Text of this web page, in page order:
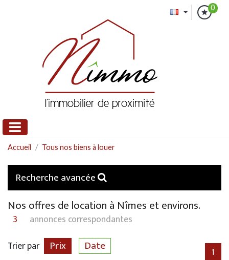
0
Accueil Tous nos biens à louer
Recherche avancée
Nos offres de location à Nîmes et environs.
3
annonces correspondantes
Trier par
Prix Date 1